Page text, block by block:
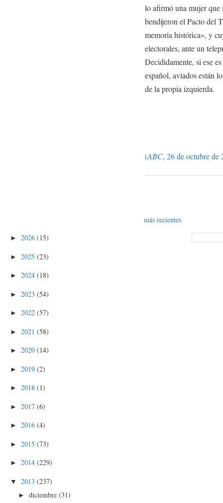
lo afirmó una mujer que
bendijeron el Pacto del
memoria histórica», y
electorales, ante un
Decididamente, si ese
español, aviados están
de la propia izquierda.
(ABC, 26 de octubre de
más recientes
► 2026 (15)
► 2025 (23)
► 2024 (18)
► 2023 (54)
► 2022 (57)
► 2021 (58)
► 2020 (14)
► 2019 (2)
► 2018 (1)
► 2017 (6)
► 2016 (4)
► 2015 (73)
► 2014 (229)
▼ 2013 (237)
►diciembre(31)